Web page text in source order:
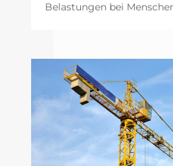
Belastungen bei